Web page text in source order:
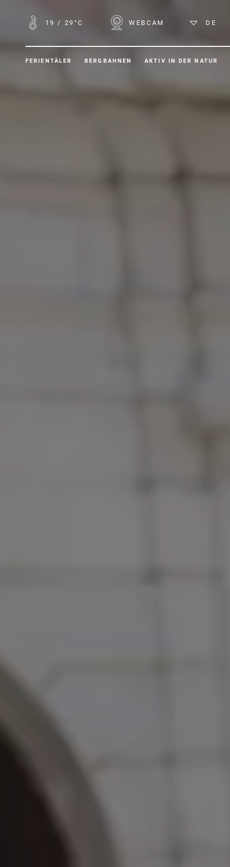
19 / 29°C WEBCAM DE
FERIENTÄLER BERGBAHNEN AKTIV IN DER NATUR